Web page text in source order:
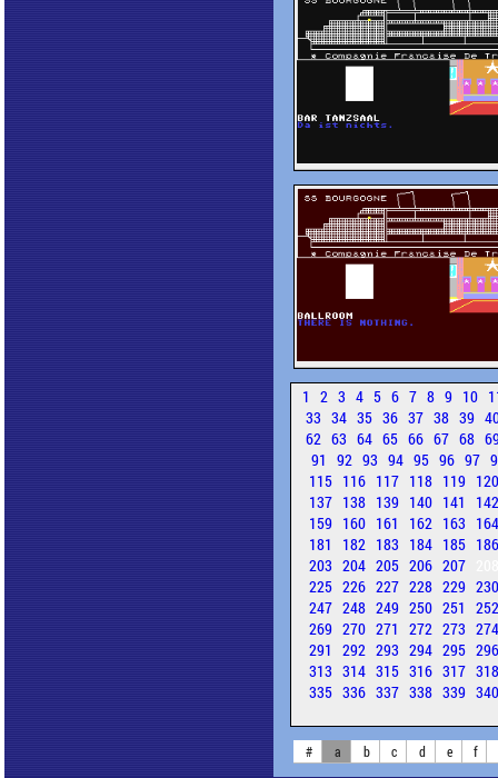
1 2 3 4 5 6 7 8 9 10
33 34 35 36 37 38 39
62 63 64 65 66 67 68
91 92 93 94 95 96 97
115 116 117 118 119
137 138 139 140 141
159 160 161 162 163
181
182 183 184 185
203 204 205 206 207
225 226 227 228 229
247 248 249 250 251
269 270 271 272 273
291 292 293 294 295
313 314 315 316 317
335 336 337 338 339
# a b c d e f